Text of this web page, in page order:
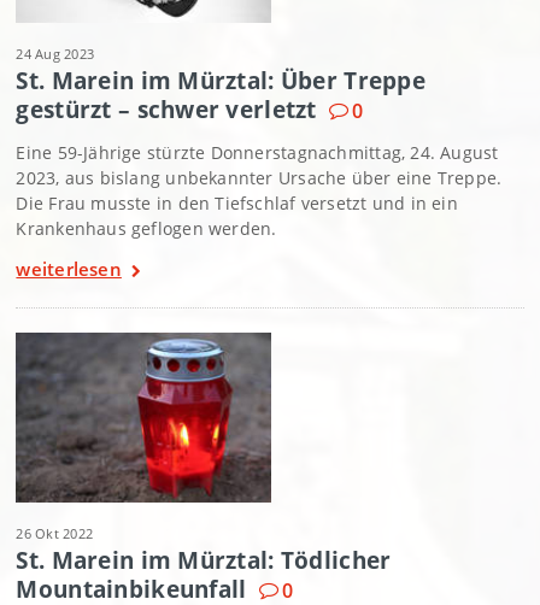
24 Aug 2023
St. Marein im Mürztal: Über Treppe
gestürzt – schwer verletzt
0
Eine 59-Jährige stürzte Donnerstagnachmittag, 24. August
2023, aus bislang unbekannter Ursache über eine Treppe.
Die Frau musste in den Tiefschlaf versetzt und in ein
Krankenhaus geflogen werden.
weiterlesen
26 Okt 2022
St. Marein im Mürztal: Tödlicher
Mountainbikeunfall
0